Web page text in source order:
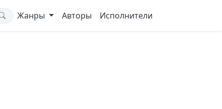
Жанры Авторы Исполнители